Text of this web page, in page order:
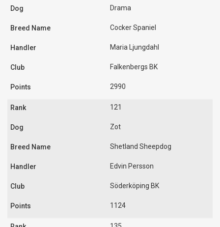
Drama
Cocker Spaniel
Maria Ljungdahl
Falkenbergs BK
2990
121
Zot
Shetland Sheepdog
Edvin Persson
Söderköping BK
1124